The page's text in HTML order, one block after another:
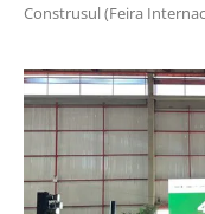
Construsul (Feira